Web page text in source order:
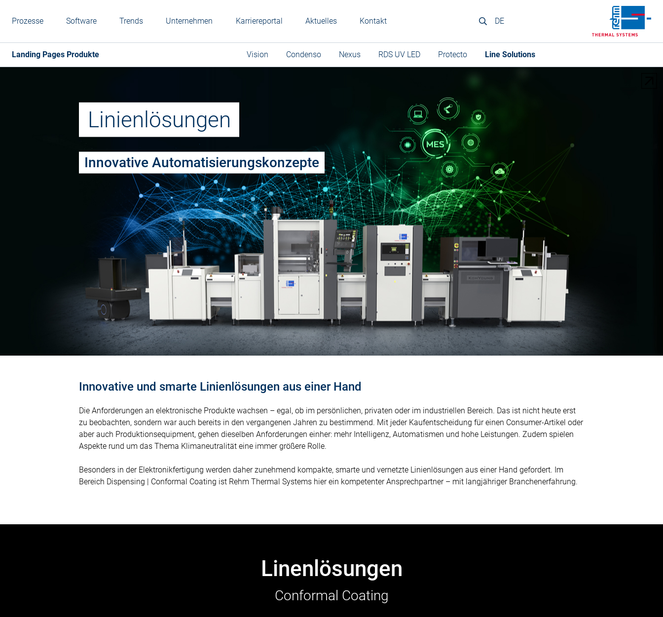
Prozesse Software Trends Unternehmen Karriereportal Aktuelles Kontakt DE
Landing Pages Produkte Vision Condenso Nexus RDS UV LED Protecto Line Solutions
Linienlösungen
Innovative Automatisierungskonzepte
Innovative und smarte Linienlösungen aus einer Hand
Die Anforderungen an elektronische Produkte wachsen – egal, ob im persönlichen, privaten oder im industriellen Bereich. Das ist nicht heute erst
zu beobachten, sondern war auch bereits in den vergangenen Jahren zu bestimmend. Mit jeder Kaufentscheidung für einen Consumer-Artikel oder
aber auch Produktionsequipment, gehen dieselben Anforderungen einher: mehr Intelligenz, Automatismen und hohe Leistungen. Zudem spielen
Aspekte rund um das Thema Klimaneutralität eine immer größere Rolle.
Besonders in der Elektronikfertigung werden daher zunehmend kompakte, smarte und vernetzte Linienlösungen aus einer Hand gefordert. Im
Bereich Dispensing | Conformal Coating ist Rehm Thermal Systems hier ein kompetenter Ansprechpartner – mit langjähriger Branchenerfahrung.
Linenlösungen
Conformal Coating